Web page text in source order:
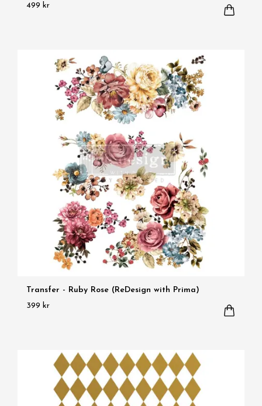
499 kr
Transfer - Ruby Rose (ReDesign with Prima)
399 kr